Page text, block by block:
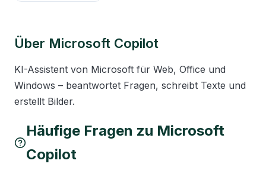
Über Microsoft Copilot
KI-Assistent von Microsoft für Web, Office und
Windows – beantwortet Fragen, schreibt Texte und
erstellt Bilder.
Häufige Fragen zu Microsoft
Copilot